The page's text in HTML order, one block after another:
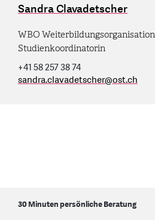
Sandra Clavadetscher
WBO Weiterbildungsorganisation
Studienkoordinatorin
+41 58 257 38 74
sandra.clavadetscher@ost.ch
30 Minuten persönliche Beratung